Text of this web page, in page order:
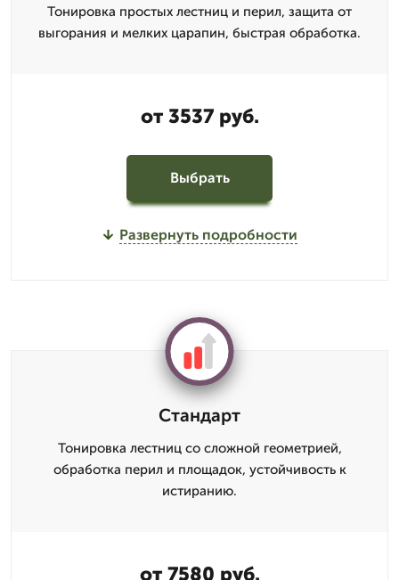
Тонировка простых лестниц и перил, защита от
выгорания и мелких царапин, быстрая обработка.
от 3537 руб.
Выбрать
Развернуть подробности
Стандарт
Тонировка лестниц со сложной геометрией,
обработка перил и площадок, устойчивость к
истиранию.
от 7580 руб.